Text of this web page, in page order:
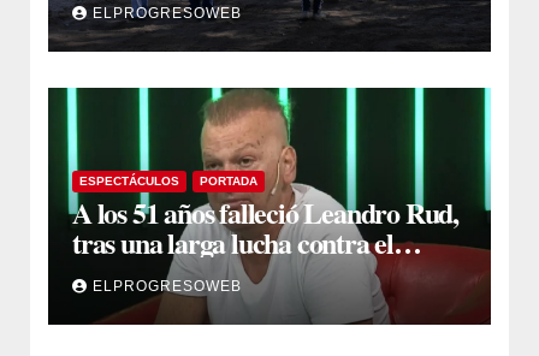
primeros trabajos
ELPROGRESOWEB
ESPECTÁCULOS PORTADA
A los 51 años falleció Leandro Rud,
tras una larga lucha contra el
cáncer
ELPROGRESOWEB